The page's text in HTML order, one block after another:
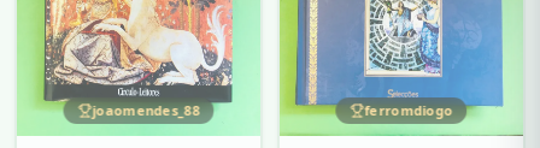
joaomendes_88 ferromdiogo